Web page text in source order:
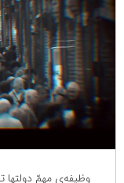
وظیفه‌ی مهمّ